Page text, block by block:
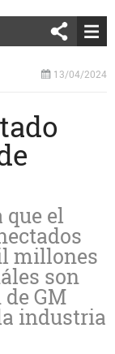
13/04/2024
que el
millones
son
GM
industria